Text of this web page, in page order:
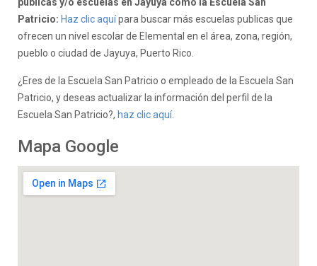
Patricio: Haz clic aquípara buscar más escuelas publicas que
ofrecen un nivel escolar de Elemental en el área, zona, región,
pueblo o ciudad de Jayuya, Puerto Rico.
¿Eres de la Escuela San Patricio o empleado de la Escuela San
Patricio, y deseas actualizar la información del perfil de la
Escuela San Patricio?, haz clic aquí.
Mapa Google